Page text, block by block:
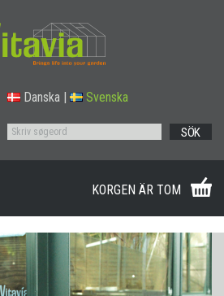
Danska Svenska
SÖK
KORGEN ÄR TOM